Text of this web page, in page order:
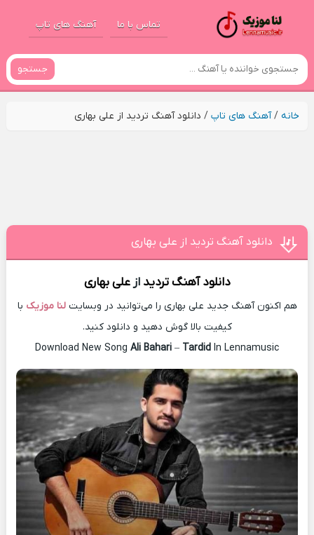
تماس با ما آهنگ های تاپ
جستجو
خانه/آهنگ های تاپ/ دانلود آهنگ تردید از علی بهاری
دانلود آهنگ تردید از علی بهاری
دانلود آهنگ تردید ازعلی بهاری
هم اکنون آهنگ جدید علی بهاری را می‌توانید در وبسایتلنا موزیک با
کیفیت بالا گوش دهید و دانلود کنید.
Download New Song Ali Bahari – Tardid In Lennamusic